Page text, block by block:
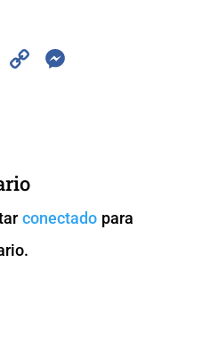
W
C
k
er
conectado para